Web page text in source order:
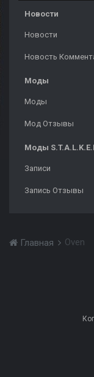
Новости
Новости
Новость
Моды
Моды
Мод Отзывы
Моды
Записи
Запись Отзывы
Главная Oven